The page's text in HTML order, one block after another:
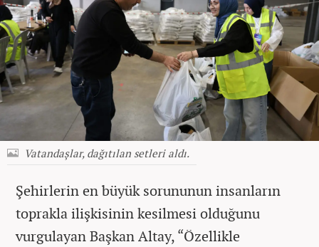
Vatandaşlar, dağıtılan setleri aldı.
Şehirlerin en büyük sorununun insanların
toprakla ilişkisinin kesilmesi olduğunu
vurgulayan Başkan Altay, “Özellikle